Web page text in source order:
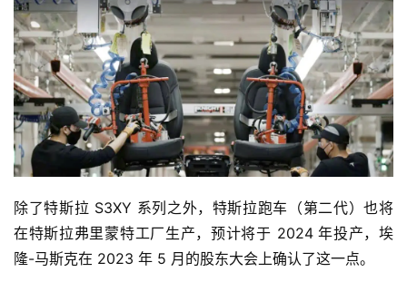
除了特斯拉 S3XY 系列之外，特斯拉跑车（第二代）也将
在特斯拉弗里蒙特工厂生产，预计将于 2024 年投产，埃
隆-马斯克在 2023 年 5 月的股东大会上确认了这一点。